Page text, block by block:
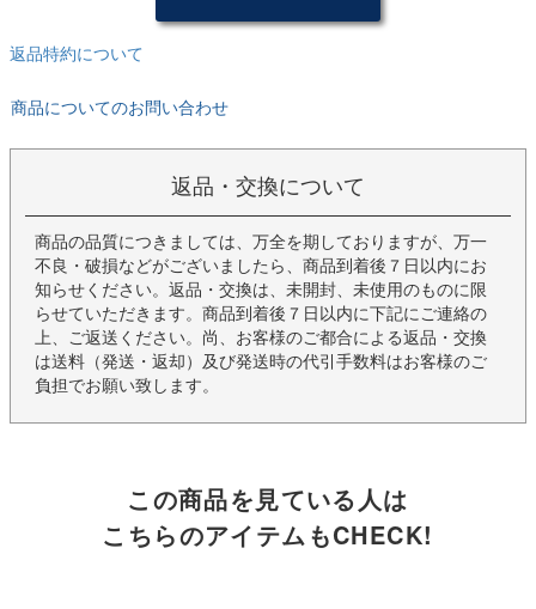
返品特約について
商品についてのお問い合わせ
返品・交換について
商品の品質につきましては、万全を期しておりますが、万一
不良・破損などがございましたら、商品到着後７日以内にお
知らせください。返品・交換は、未開封、未使用のものに限
らせていただきます。商品到着後７日以内に下記にご連絡の
上、ご返送ください。尚、お客様のご都合による返品・交換
は送料（発送・返却）及び発送時の代引手数料はお客様のご
負担でお願い致します。
この商品を見ている人は
こちらのアイテムもCHECK!